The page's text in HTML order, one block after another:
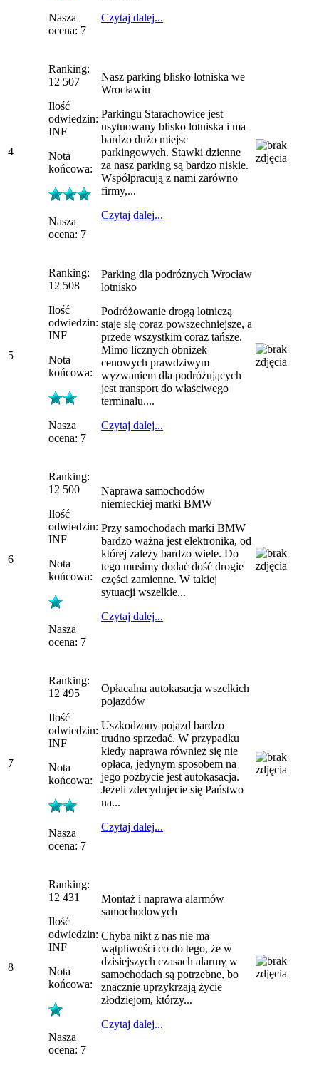
Nasza
ocena: 7
Czytaj dalej...
4
Ranking:
12 507
Ilość
odwiedzin:
INF
Nota
końcowa:
Nasza
ocena: 7
Nasz parking blisko lotniska we
Wrocławiu
Parkingu Starachowice jest
usytuowany blisko lotniska i ma
bardzo dużo miejsc
parkingowych. Stawki dzienne
za nasz parking są bardzo niskie.
Współpracują z nami zarówno
firmy,...
Czytaj dalej...
5
Ranking:
12 508
Ilość
odwiedzin:
INF
Nota
końcowa:
Nasza
ocena: 7
Parking dla podróżnych Wrocław
lotnisko
Podróżowanie drogą lotniczą
staje się coraz powszechniejsze, a
przede wszystkim coraz tańsze.
Mimo licznych obniżek
cenowych prawdziwym
wyzwaniem dla podróżujących
jest transport do właściwego
terminalu....
Czytaj dalej...
6
Ranking:
12 500
Ilość
odwiedzin:
INF
Nota
końcowa:
Nasza
ocena: 7
Naprawa samochodów
niemieckiej marki BMW
Przy samochodach marki BMW
bardzo ważna jest elektronika, od
której zależy bardzo wiele. Do
tego musimy dodać dość drogie
części zamienne. W takiej
sytuacji wszelkie...
Czytaj dalej...
7
Ranking:
12 495
Ilość
odwiedzin:
INF
Nota
końcowa:
Nasza
ocena: 7
Opłacalna autokasacja wszelkich
pojazdów
Uszkodzony pojazd bardzo
trudno sprzedać. W przypadku
kiedy naprawa również się nie
opłaca, jedynym sposobem na
jego pozbycie jest autokasacja.
Jeżeli zdecydujecie się Państwo
na...
Czytaj dalej...
8
Ranking:
12 431
Ilość
odwiedzin:
INF
Nota
końcowa:
Nasza
ocena: 7
Montaż i naprawa alarmów
samochodowych
Chyba nikt z nas nie ma
wątpliwości co do tego, że w
dzisiejszych czasach alarmy w
samochodach są potrzebne, bo
znacznie uprzykrzają życie
złodziejom, którzy...
Czytaj dalej...